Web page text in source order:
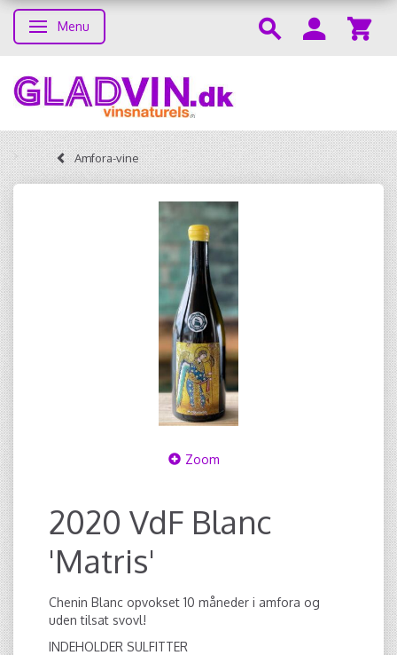
Skifte navigation
Menu
Amfora-vine
Zoom
2020 VdF Blanc
'Matris'
Chenin Blanc opvokset 10 måneder i amfora og
uden tilsat svovl!
INDEHOLDER SULFITTER